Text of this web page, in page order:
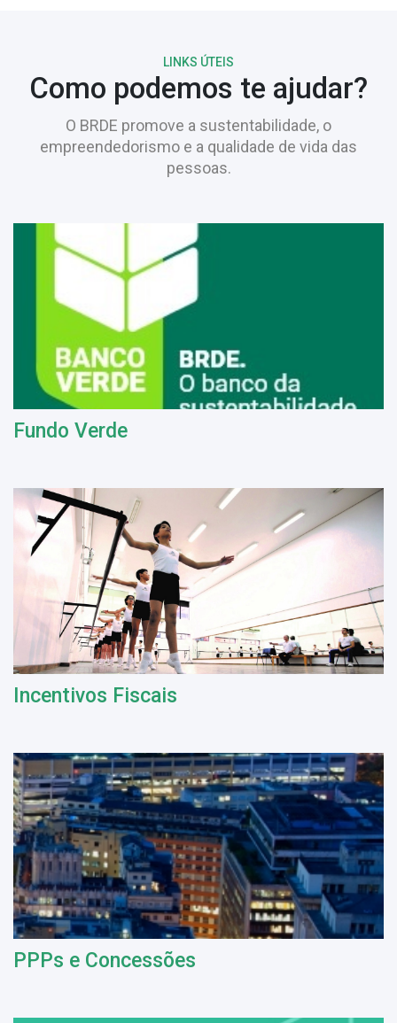
LINKS ÚTEIS
Como podemos te ajudar?
O BRDE promove a sustentabilidade, o
empreendedorismo e a qualidade de vida das
pessoas.
Fundo Verde
Incentivos Fiscais
PPPs e Concessões